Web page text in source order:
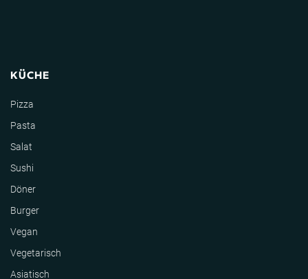
KÜCHE
Pizza
Pasta
Salat
Sushi
Döner
Burger
Vegan
Vegetarisch
Asiatisch